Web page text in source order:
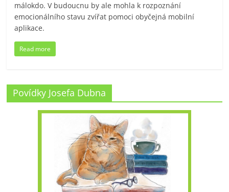
málokdo. V budoucnu by ale mohla k rozpoznání
emocionálního stavu zvířat pomoci obyčejná mobilní
aplikace.
Read more
Povídky Josefa Dubna